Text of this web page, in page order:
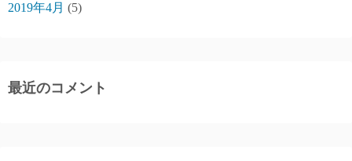
2019年4月 (5)
最近のコメント